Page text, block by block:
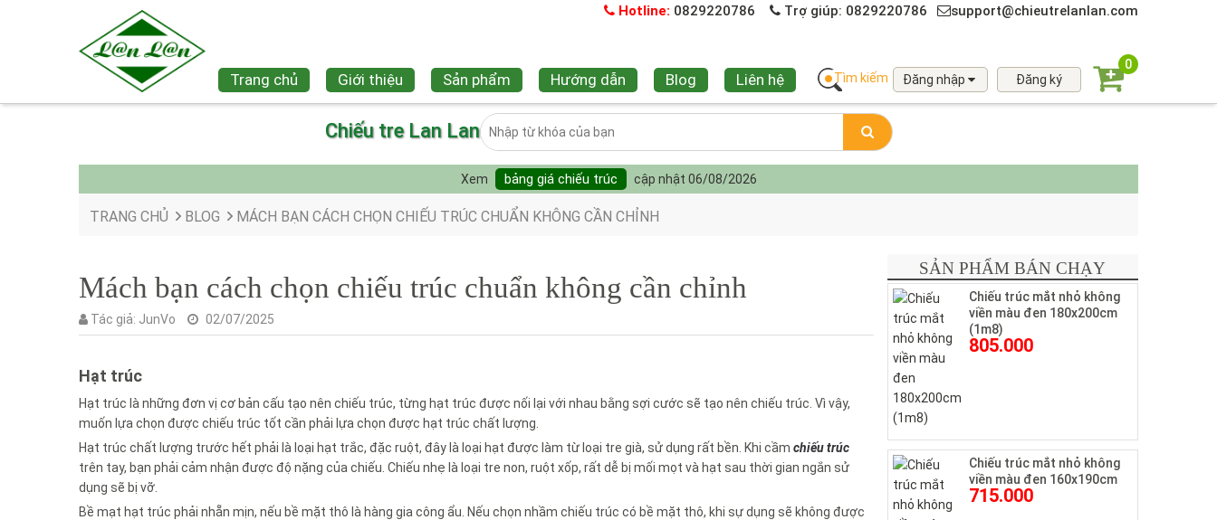
Trang chủ Giới thiệu Sản phẩm Hướng dẫn Blog Liên hệ
Hotline: 0829220786 Trợ giúp: 0829220786 support@chieutrelanlan.com
Tìm kiếm Đăng nhập Đăng ký
0
Chiếu tre Lan Lan
Xem bảng giá chiếu trúc cập nhật 06/08/2026
TRANG CHỦ BLOG MÁCH BẠN CÁCH CHỌN CHIẾU TRÚC CHUẨN KHÔNG CẦN CHỈNH
Mách bạn cách chọn chiếu trúc chuẩn không cần chỉnh
Tác giả: JunVo 02/07/2025
Hạt trúc
Hạt trúc là những đơn vị cơ bản cấu tạo nên chiếu trúc, từng hạt trúc được nối lại với nhau bằng sợi cước sẽ tạo nên chiếu trúc. Vì vậy,
muốn lựa chọn được chiếu trúc tốt cần phải lựa chọn được hạt trúc chất lượng.
Hạt trúc chất lượng trước hết phải là loại hạt trắc, đặc ruột, đây là loại hạt được làm từ loại tre già, sử dụng rất bền. Khi cầm chiếu trúc
trên tay, bạn phải cảm nhận được độ nặng của chiếu. Chiếu nhẹ là loại tre non, ruột xốp, rất dễ bị mối mọt và hạt sau thời gian ngắn sử
dụng sẽ bị vỡ.
Bề mạt hạt trúc phải nhẵn mịn, nếu bề mặt thô là hàng gia công ẩu. Nếu chọn nhầm chiếu trúc có bề mặt thô, khi sự dụng sẽ không được
SẢN PHẨM BÁN CHẠY
Chiếu trúc mắt nhỏ không
viền màu đen 180x200cm
(1m8)
805.000
Chiếu trúc mắt nhỏ không
viền màu đen 160x190cm
715.000